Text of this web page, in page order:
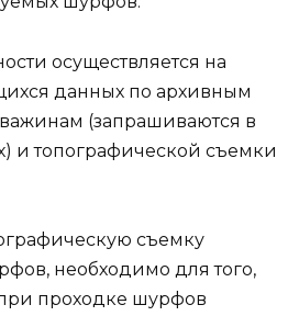
осуществляется на
данных по архивным
(запрашиваются в
и топографической съемки
съемку
необходимо для того,
проходке шурфов